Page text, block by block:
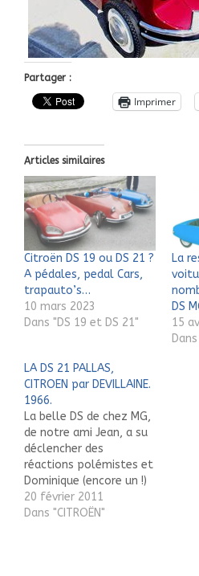
Partager :
Imprimer
Articles similaires
Citroën DS 19 ou DS 21 ?
A pédales, pedal Cars,
trapauto’s…
10 mars 2023
Dans "DS 19 et DS 21"
La
DS
15
LA DS 21 PALLAS,
CITROEN par DEVILLAINE.
1966.
La belle DS de chez MG,
de notre ami Jean, a su
déclencher des
réactions polémistes et
Dominique (encore un !)
nous fait partager en 4
photos la restauration
20 février 2011
Dans "CITROËN"